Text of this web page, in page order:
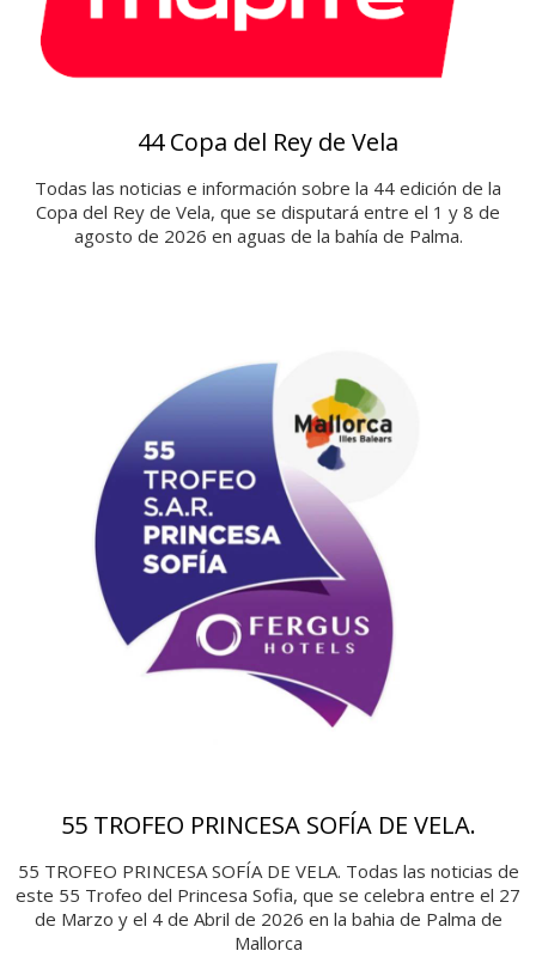
44 Copa del Rey de Vela
Todas las noticias e información sobre la 44 edición de la
Copa del Rey de Vela, que se disputará entre el 1 y 8 de
agosto de 2026 en aguas de la bahía de Palma.
55 TROFEO PRINCESA SOFÍA DE VELA.
55 TROFEO PRINCESA SOFÍA DE VELA. Todas las noticias de
este 55 Trofeo del Princesa Sofia, que se celebra entre el 27
de Marzo y el 4 de Abril de 2026 en la bahia de Palma de
Mallorca